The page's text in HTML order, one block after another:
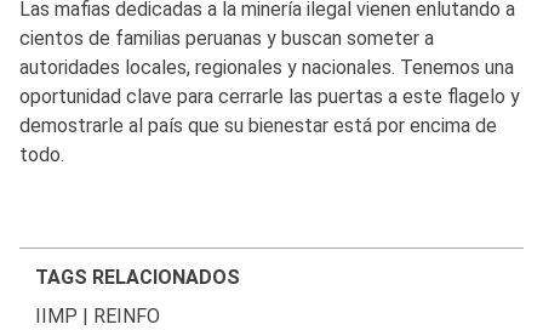
Las mafias dedicadas a la minería ilegal vienen enlutando a
cientos de familias peruanas y buscan someter a
autoridades locales, regionales y nacionales. Tenemos una
oportunidad clave para cerrarle las puertas a este flagelo y
demostrarle al país que su bienestar está por encima de
todo.
TAGS RELACIONADOS
IIMP
REINFO